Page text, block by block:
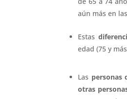
aún más en
Estas
edad (75 y
Las personas
otras